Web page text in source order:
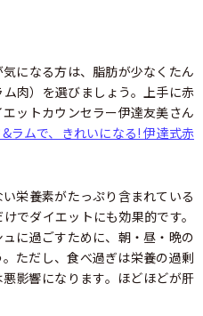
になる方は、脂肪が少なくたん
肉）を選びましょう。上手に赤
ットカウンセラー伊達友美さん
ラムで、きれいになる! 伊達式赤
栄養素がたっぷり含まれている
でダイエットにも効果的です。
に過ごすために、朝・昼・晩の
ただし、食べ過ぎは栄養の過剰
影響になります。ほどほどが肝